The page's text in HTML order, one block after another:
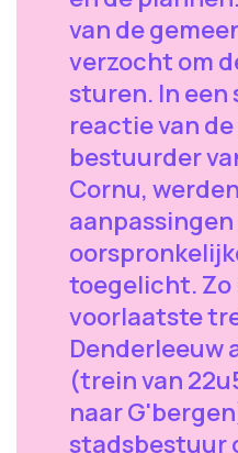
van de
verzocht om
sturen. In
reactie van
bestuurder
Cornu,
aanpassingen
toegelicht.
voorlaatste
Denderleeuw
(trein van
naar
stadsbestuur